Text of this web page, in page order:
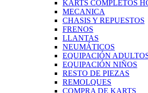
KARTS COMPLETOS
MECANICA
CHASIS Y REPUESTOS
FRENOS
LLANTAS
NEUMÁTICOS
EQUIPACIÓN
EQUIPACIÓN NIÑOS
RESTO DE PIEZAS
REMOLQUES
COMPRA DE KARTS